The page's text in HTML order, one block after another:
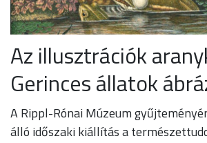
Az illusztrációk
Gerinces állatok
A Rippl-Rónai Múzeum
álló időszaki kiállítás a